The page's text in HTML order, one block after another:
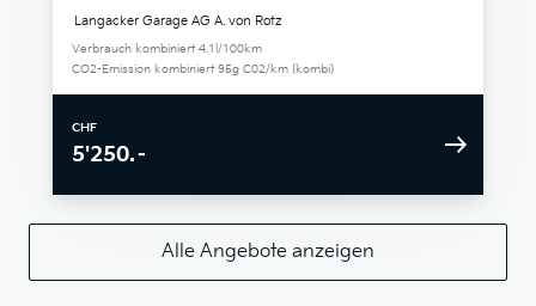
Langacker Garage AG A. von Rotz
Verbrauch kombiniert 4.1l/100km
CO2-Emission kombiniert 95g C02/km (kombi)
CHF
5'250.–
Alle Angebote anzeigen